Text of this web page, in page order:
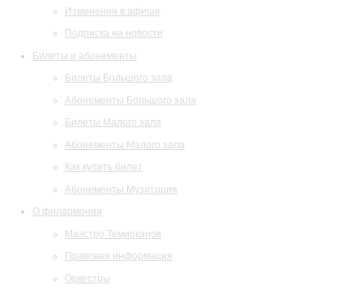
Изменения в афише
Подписка на новости
Билеты и абонементы
Билеты Большого зала
Абонементы Большого зала
Билеты Малого зала
Абонементы Малого зала
Как купить билет
Абонементы Музитория
О филармонии
Маэстро Темирканов
Правовая информация
Оркестры